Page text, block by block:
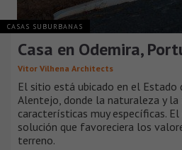
CASAS SUBURBANAS
Casa en Odemira,
Vitor Vilhena Architects
El sitio está ubicado en el Estado
Alentejo, donde la naturaleza y
características muy específicas.
solución que favoreciera los
terreno.